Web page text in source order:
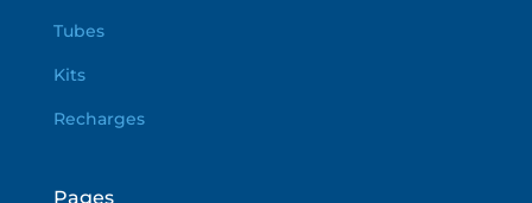
Tubes
Kits
Recharges
Pages